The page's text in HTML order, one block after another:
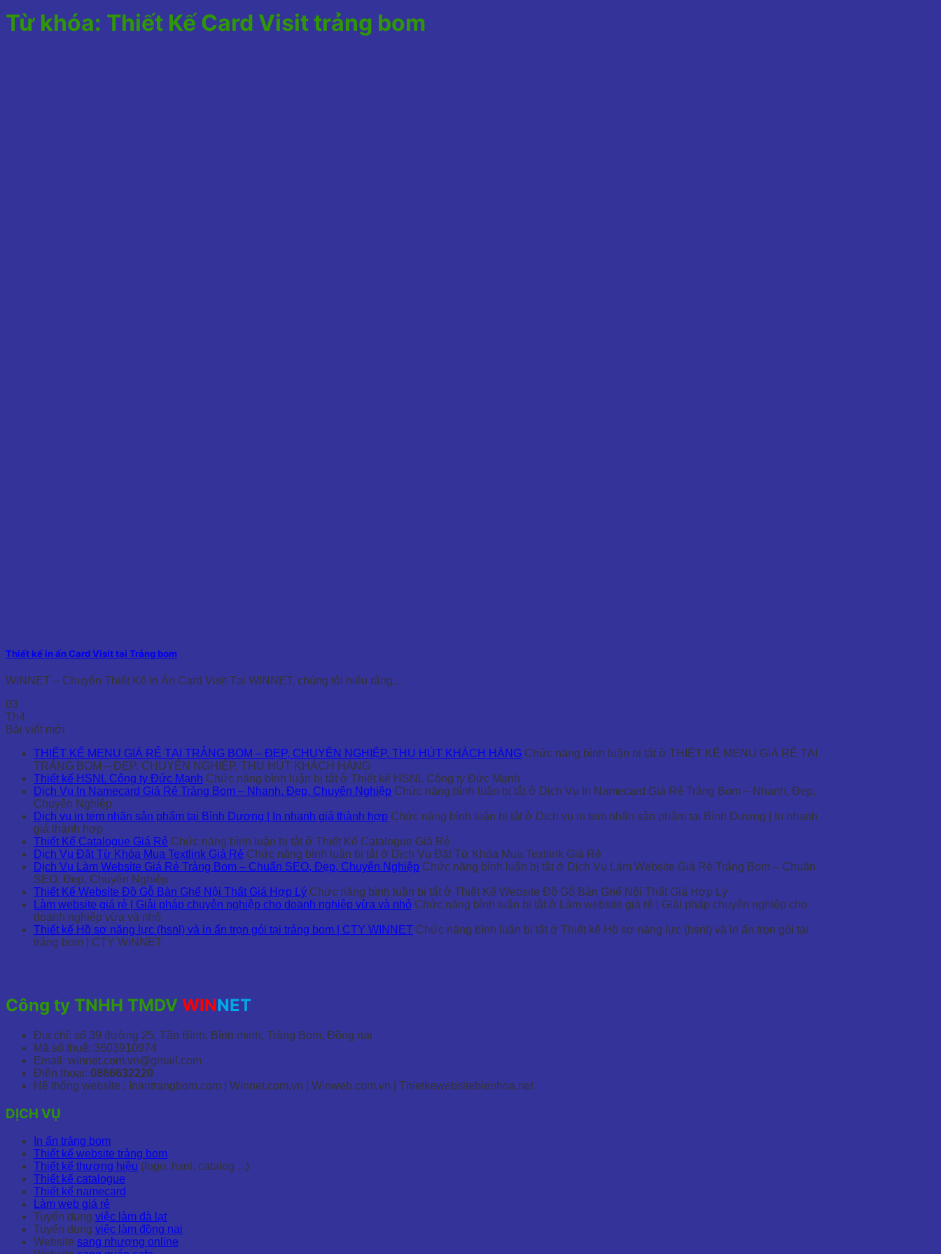
Từ khóa: Thiết Kế Card Visit trảng bom
Thiết kế in ấn Card Visit tại Trảng bom
WINNET – Chuyên Thiết Kế In Ấn Card Visit Tại WINNET, chúng tôi hiểu rằng...
03
Th4
Bài viết mới
THIẾT KẾ MENU GIÁ RẺ TẠI TRẢNG BOM – ĐẸP, CHUYÊN NGHIỆP, THU HÚT KHÁCH HÀNG Chức năng bình luận bị tắtở THIẾT KẾ MENU GIÁ RẺ TẠI
TRẢNG BOM – ĐẸP, CHUYÊN NGHIỆP, THU HÚT KHÁCH HÀNG
Thiết kế HSNL Công ty Đức Mạnh Chức năng bình luận bị tắtở Thiết kế HSNL Công ty Đức Mạnh
Dịch Vụ In Namecard Giá Rẻ Trảng Bom – Nhanh, Đẹp, Chuyên Nghiệp Chức năng bình luận bị tắtở Dịch Vụ In Namecard Giá Rẻ Trảng Bom – Nhanh, Đẹp,
Chuyên Nghiệp
Dịch vụ in tem nhãn sản phẩm tại Bình Dương | In nhanh giá thành hợp Chức năng bình luận bị tắtở Dịch vụ in tem nhãn sản phẩm tại Bình Dương | In nhanh
giá thành hợp
Thiết Kế Catalogue Giá Rẻ Chức năng bình luận bị tắtở Thiết Kế Catalogue Giá Rẻ
Dịch Vụ Đặt Từ Khóa Mua Textlink Giá Rẻ Chức năng bình luận bị tắtở Dịch Vụ Đặt Từ Khóa Mua Textlink Giá Rẻ
Dịch Vụ Làm Website Giá Rẻ Trảng Bom – Chuẩn SEO, Đẹp, Chuyên Nghiệp Chức năng bình luận bị tắtở Dịch Vụ Làm Website Giá Rẻ Trảng Bom – Chuẩn
SEO, Đẹp, Chuyên Nghiệp
Thiết Kế Website Đồ Gỗ Bàn Ghế Nội Thất Giá Hợp Lý Chức năng bình luận bị tắtở Thiết Kế Website Đồ Gỗ Bàn Ghế Nội Thất Giá Hợp Lý
Làm website giá rẻ | Giải pháp chuyên nghiệp cho doanh nghiêp vừa và nhỏ Chức năng bình luận bị tắtở Làm website giá rẻ | Giải pháp chuyên nghiệp cho
doanh nghiêp vừa và nhỏ
Thiết kế Hồ sơ năng lực (hsnl) và in ấn trọn gói tại trảng bom | CTY WINNET Chức năng bình luận bị tắtở Thiết kế Hồ sơ năng lực (hsnl) và in ấn trọn gói tại
trảng bom | CTY WINNET
Công ty TNHH TMDV WINNET
Địa chỉ: số 39 đường 25, Tân Bình, Bình minh, Trảng Bom, Đồng nai
Mã số thuế: 3603910974
Email: winnet.com.vn@gmail.com
Điện thoại: 0866632220
Hệ thống website : Inantrangbom.com | Winnet.com.vn | Winweb.com.vn | Thietkewebsitebienhoa.net
DỊCH VỤ
In ấn trảng bom
Thiết kế website trảng bom
Thiết kế thương hiệu (logo, hsnl, catalog ...)
Thiết kế catalogue
Thiết kế namecard
Làm web giá rẻ
Tuyển dụng việc làm đà lạt
Tuyển dụng việc làm đồng nai
Website sang nhượng online